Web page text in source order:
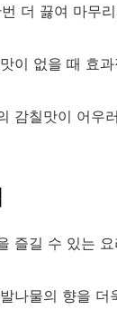
더 끓여 마무
이 없을 때 효
감칠맛이 어우
즐길 수 있는
나물의 향을 더